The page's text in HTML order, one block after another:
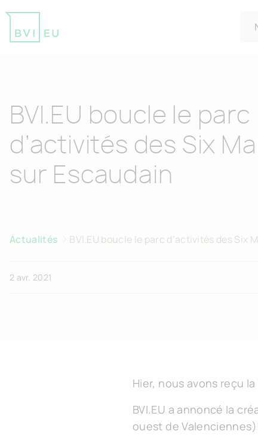
BVI.EU boucle le parc
d’activités des Six
sur Escaudain
Actualités
BVI.EU boucle le parc d’activités des Six
2 avr. 2021
Hier, nous avons reçu
BVI.EU a annoncé la
ouest de